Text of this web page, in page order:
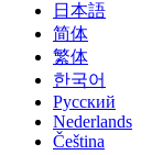
日本語
简体
繁体
한국어
Русский
Nederlands
Čeština